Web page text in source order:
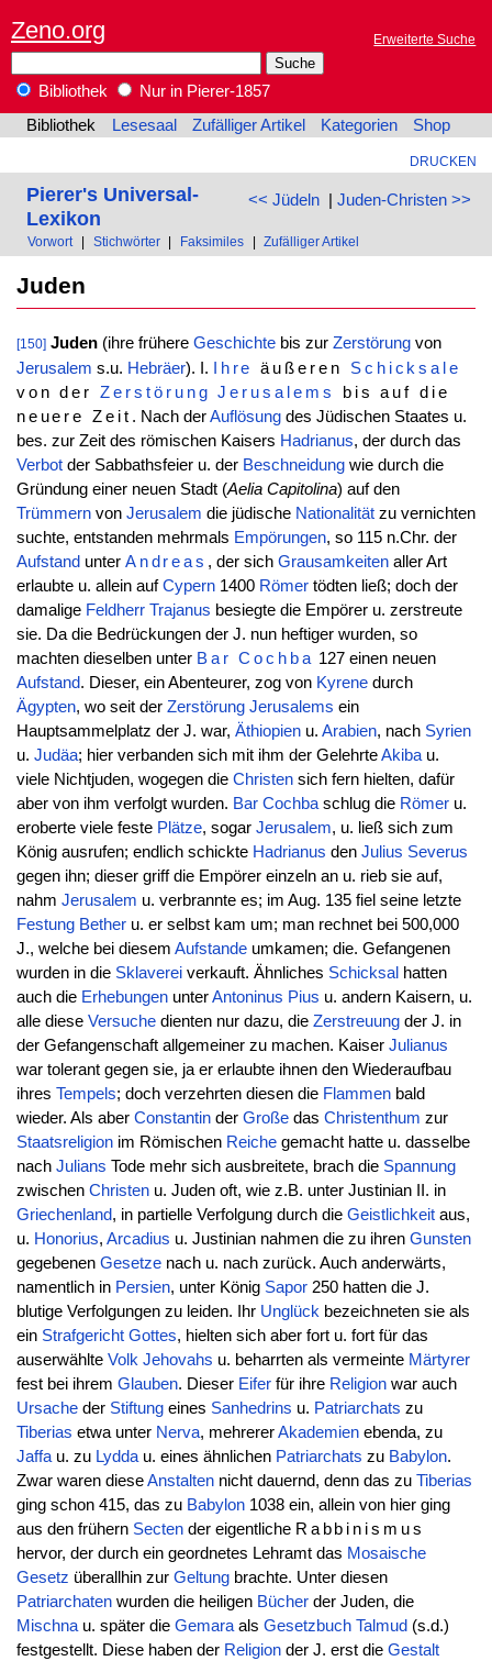
Zeno.org Erweiterte Suche
Bibliothek
Nur in Pierer-1857
Bibliothek
Lesesaal Zufälliger Artikel Kategorien Shop
DRUCKEN
<< Jüdeln| Juden-Christen >>
Pierer's Universal-
Lexikon
Vorwort Stichwörter Faksimiles Zufälliger Artikel
Juden
[150] Juden(ihre frühere Geschichtebis zur Zerstörungvon
Jerusalem s.u. Hebräer). I. Ihre äußeren Schicksale
von derZerstörung Jerusalems
bis auf die
neuere Zeit . Nach derAuflösungdes Jüdischen Staates u.
bes. zur Zeit des römischen Kaisers Hadrianus, der durch das
Verbotder Sabbathsfeier u. der Beschneidungwie durch die
Gründung einer neuen Stadt (Aelia Capitolina) auf den
Trümmernvon Jerusalem die jüdische Nationalitätzu vernichten
suchte, entstanden mehrmals Empörungen, so 115 n.Chr. der
Aufstand unter Andreas , der sichGrausamkeiten aller Art
erlaubte u. allein aufCypern1400 Römertödten ließ; doch der
damalige Feldherr Trajanus besiegte die Empörer u. zerstreute
sie. Da die Bedrückungen der J. nun heftiger wurden, so
machten dieselben unter Bar Cochba 127 einen neuen
Aufstand. Dieser, ein Abenteurer, zog von Kyrenedurch
Ägypten, wo seit der Zerstörung Jerusalems ein
Hauptsammelplatz der J. war, Äthiopienu. Arabien, nach Syrien
u. Judäa; hier verbanden sich mit ihm der GelehrteAkibau.
viele Nichtjuden, wogegen die Christensich fern hielten, dafür
aber von ihm verfolgt wurden. Bar Cochbaschlug die Römeru.
eroberte viele feste Plätze, sogar Jerusalem, u. ließ sich zum
König ausrufen; endlich schickte Hadrianus den Julius Severus
gegen ihn; dieser griff die Empörer einzeln an u. rieb sie auf,
nahm Jerusalem u. verbrannte es; im Aug. 135 fiel seine letzte
Festung Betheru. er selbst kam um; man rechnet bei 500,000
J., welche bei diesem Aufstandeumkamen; die. Gefangenen
wurden in die Sklavereiverkauft. Ähnliches Schicksal hatten
auch die ErhebungenunterAntoninus Pius u. andern Kaisern, u.
alle diese Versuchedienten nur dazu, die Zerstreuungder J. in
der Gefangenschaft allgemeiner zu machen. Kaiser Julianus
war tolerant gegen sie, ja er erlaubte ihnen den Wiederaufbau
ihres Tempels; doch verzehrten diesen die Flammenbald
wieder. Als aber Constantinder Großedas Christenthum zur
Staatsreligionim Römischen Reichegemacht hatte u. dasselbe
nach Julians Tode mehr sich ausbreitete, brach die Spannung
zwischen Christenu. Juden oft, wie z.B. unter Justinian II. in
Griechenland, in partielle Verfolgung durch die Geistlichkeitaus,
u. Honorius, Arcadius u. Justinian nahmen die zu ihren Gunsten
gegebenen Gesetzenach u. nach zurück. Auch anderwärts,
namentlich in Persien, unter König Sapor250 hatten die J.
blutige Verfolgungen zu leiden. Ihr Unglückbezeichneten sie als
ein Strafgericht Gottes, hielten sich aber fort u. fort für das
auserwählte Volk Jehovahs u. beharrten als vermeinte Märtyrer
fest bei ihrem Glauben. Dieser Eiferfür ihre Religionwar auch
Ursacheder Stiftungeines Sanhedrins u. Patriarchats zu
Tiberias etwa unter Nerva, mehrererAkademienebenda, zu
Jaffau. zu Lyddau. eines ähnlichen Patriarchats zu Babylon.
Zwar waren dieseAnstaltennicht dauernd, denn das zu Tiberias
ging schon 415, das zu Babylon1038 ein, allein von hier ging
aus den frühern Sectender eigentliche Rabbinismus
hervor, der durch ein geordnetes Lehramt das Mosaische
Gesetz überallhin zur Geltungbrachte. Unter diesen
Patriarchatenwurden die heiligen Bücherder Juden, die
Mischnau. später die Gemaraals Gesetzbuch Talmud (s.d.)
festgestellt. Diese haben der Religionder J. erst die Gestalt